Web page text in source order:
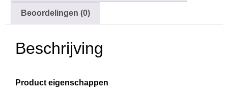
Beoordelingen (0)
Beschrijving
Product eigenschappen